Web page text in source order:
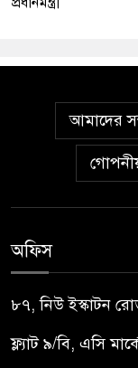
আমাদের
অফিস
৮৭, নিউ ইস্কাটন
ফ্ল্যাট ৯/বি, এসি